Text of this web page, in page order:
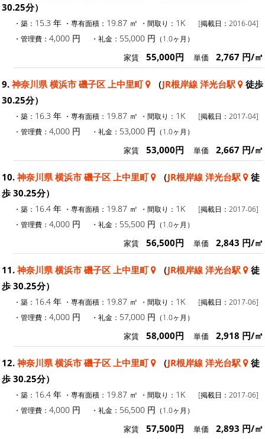
30.25分）
・築： 15.3 年 ・専有面積： 19.87 ㎡ ・間取り： 1K
[掲載日：2016-04]
・管理費： 4,000 円 ・礼金： 55,000 円 （1.0ヶ月）
家賃 55,000円 単価 2,767 円/㎡
9. 神奈川県 横浜市 磯子区 上中里町 （JR根岸線 洋光台駅
徒歩
30.25分）
・築： 16.3 年 ・専有面積： 19.87 ㎡ ・間取り： 1K
[掲載日：2017-04]
・管理費： 4,000 円 ・礼金： 53,000 円 （1.0ヶ月）
家賃 53,000円 単価 2,667 円/㎡
10. 神奈川県 横浜市 磯子区 上中里町 （JR根岸線 洋光台駅
徒
歩 30.25分）
・築： 16.4 年 ・専有面積： 19.87 ㎡ ・間取り： 1K
[掲載日：2017-06]
・管理費： 4,000 円 ・礼金： 55,500 円 （1.0ヶ月）
家賃 56,500円 単価 2,843 円/㎡
11. 神奈川県 横浜市 磯子区 上中里町 （JR根岸線 洋光台駅
徒
歩 30.25分）
・築： 16.4 年 ・専有面積： 19.87 ㎡ ・間取り： 1K
[掲載日：2017-06]
・管理費： 4,000 円 ・礼金： 57,000 円 （1.0ヶ月）
家賃 58,000円 単価 2,918 円/㎡
12. 神奈川県 横浜市 磯子区 上中里町 （JR根岸線 洋光台駅
徒
歩 30.25分）
・築： 16.4 年 ・専有面積： 19.87 ㎡ ・間取り： 1K
[掲載日：2017-06]
・管理費： 4,000 円 ・礼金： 56,500 円 （1.0ヶ月）
家賃 57,500円 単価 2,893 円/㎡